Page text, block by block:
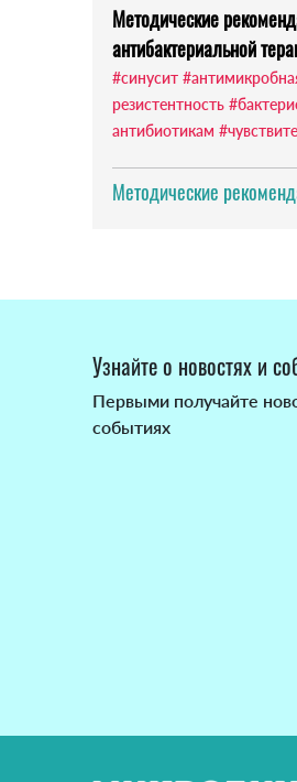
Методические
антибактериальной
#синусит
резистентность
антибиотикам
Методические
Узнайте о новостях и
Первыми получайте
событиях